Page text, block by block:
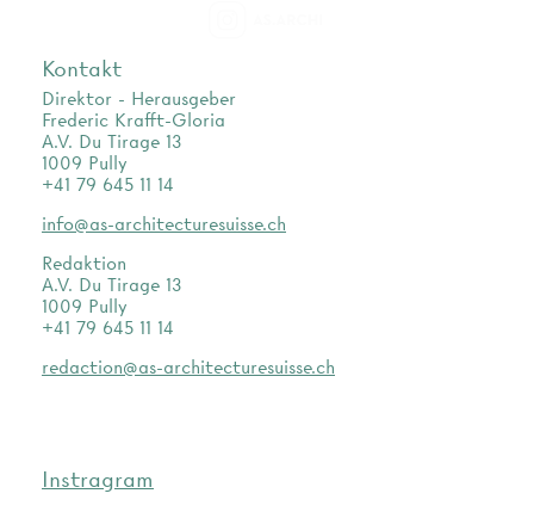
Kontakt
Direktor - Herausgeber
Frederic Krafft-Gloria
A.V. Du Tirage 13
1009 Pully
+41 79 645 11 14
info@as-architecturesuisse.ch
Redaktion
A.V. Du Tirage 13
1009 Pully
+41 79 645 11 14
redaction@as-architecturesuisse.ch
Instragram